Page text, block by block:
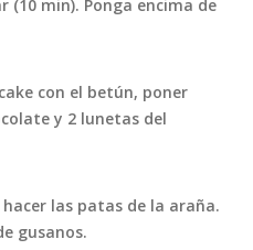
(10 min). Ponga encima de
con el betún, poner
y 2 lunetas del
hacer las patas de la araña.
gusanos.